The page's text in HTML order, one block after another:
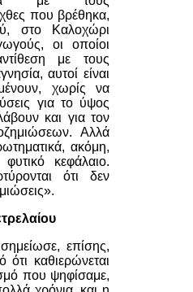
που βρέθηκα,
στο Καλοχώρι
οι οποίοι
με τους
αυτοί είναι
χωρίς να
για το ύψος
και για τον
Αλλά
ακόμη,
κεφάλαιο.
ότι δεν
επίσης,
ότι καθιερώνεται
που ψηφίσαμε,